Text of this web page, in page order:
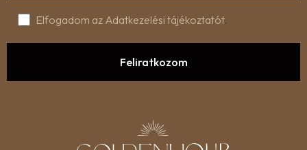
Elfogadom az Adatkezelési tájékoztatót.